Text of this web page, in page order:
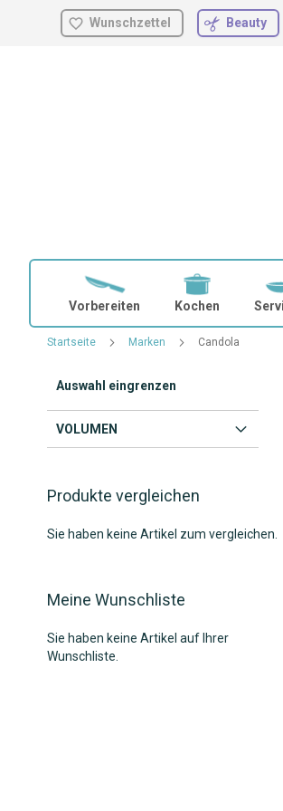
Zum
Wunschzettel Beauty
Vorbereiten Kochen
Startseite Marken Candola
Auswahl eingrenzen
VOLUMEN
Produkte vergleichen
Sie haben keine Artikel zum vergleichen.
Meine Wunschliste
Sie haben keine Artikel auf Ihrer
Wunschliste.